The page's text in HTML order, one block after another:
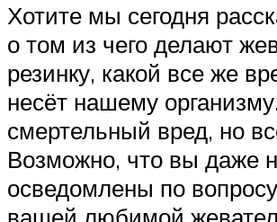
Хотите мы сегодня
о том из чего делают
резинку, какой все же
несёт нашему
смертельный вред, но
Возможно, что вы даже
осведомлены по